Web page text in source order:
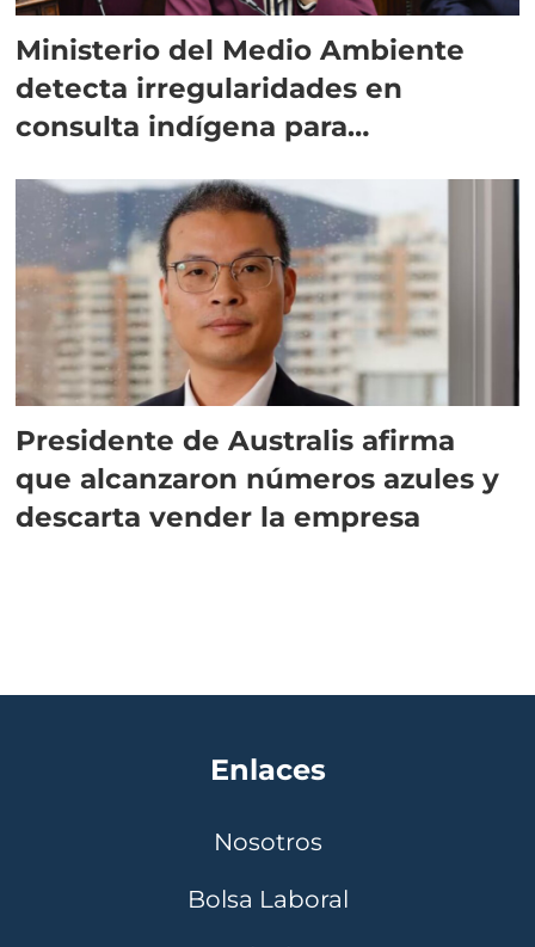
Ministerio del Medio Ambiente
detecta irregularidades en
consulta indígena para
Presidente de Australis afirma
que alcanzaron números azules y
descarta vender la empresa
Enlaces
Nosotros
Bolsa Laboral